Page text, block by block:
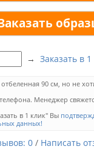
→ Заказать в 1
90 см, но не
Менеджер
в 1 клик" Вы
данных!
0 / Написать